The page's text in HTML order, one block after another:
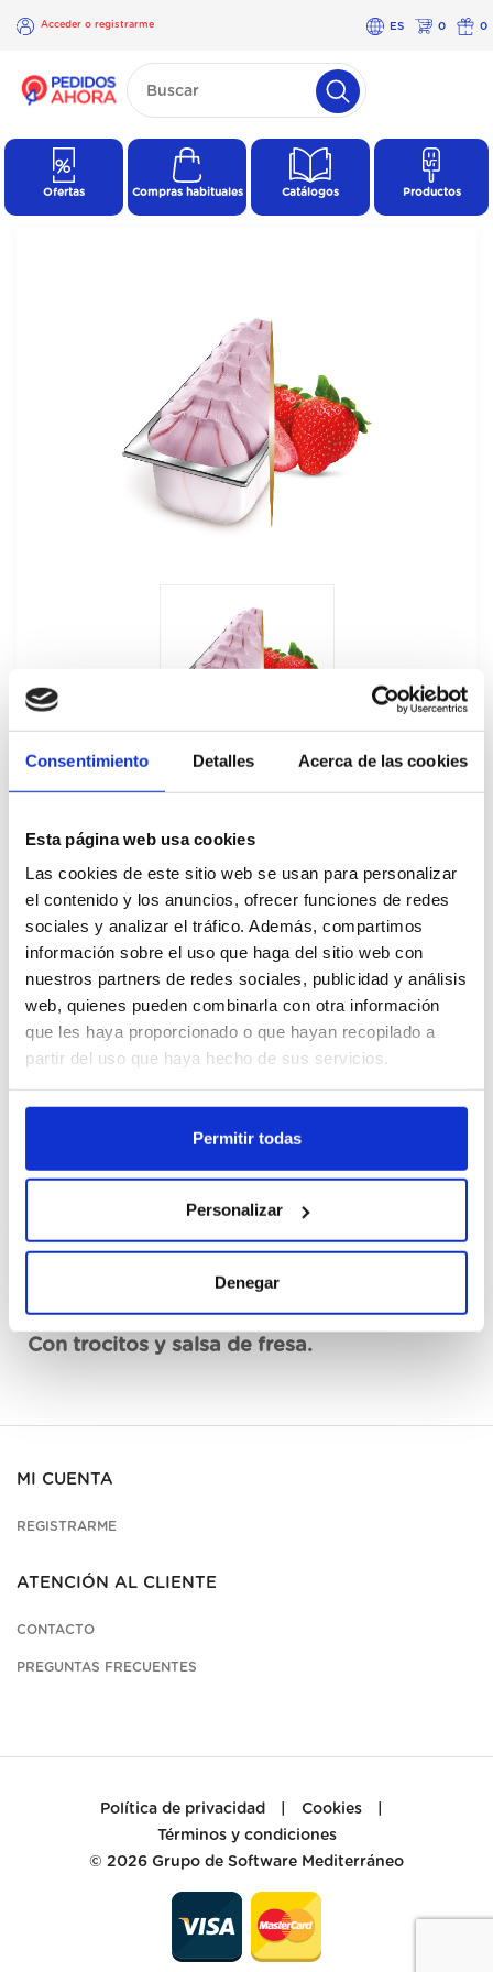
Consentimiento Detalles Acerca de las cookies
Esta página web usa cookies
Las cookies de este sitio web se usan para personalizar
el contenido y los anuncios, ofrecer funciones de redes
sociales y analizar el tráfico. Además, compartimos
información sobre el uso que haga del sitio web con
nuestros partners de redes sociales, publicidad y análisis
web, quienes pueden combinarla con otra información
que les haya proporcionado o que hayan recopilado a
partir del uso que haya hecho de sus servicios.
Permitir todas
Personalizar
Denegar
Acceder o registrarme ES 0 0
×
Acceder o
Ofertas Compras habituales Catálogos Productos
Helado Granel Fresa Carte D'Or 5,5L
Registrarme
Con trocitos y salsa de fresa.
MI CUENTA
REGISTRARME
ATENCIÓN AL CLIENTE
CONTACTO
PREGUNTAS FRECUENTES
Política de privacidad Cookies
Términos y condiciones
© 2026 Grupo de Software Mediterráneo